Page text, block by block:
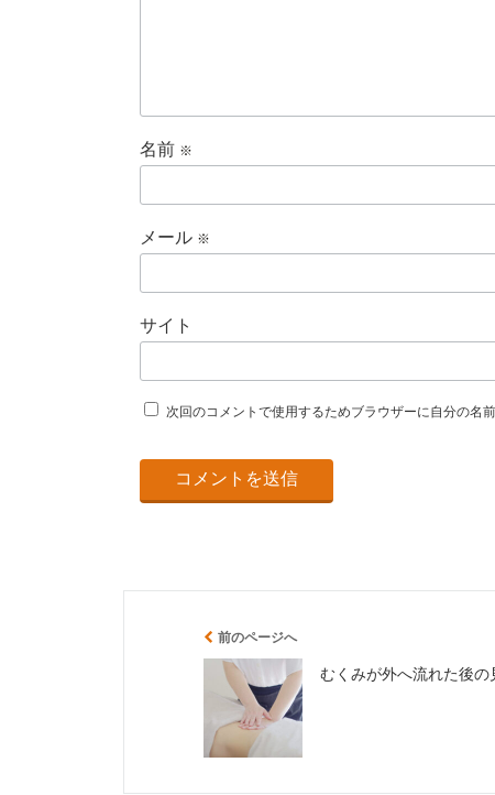
名前 ※
メール ※
サイト
次回のコメントで使用するためブラウザーに自分の名
前のページへ
むくみが外へ流れた後の